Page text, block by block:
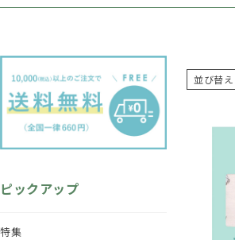
ピックアップ
特集
並び替え